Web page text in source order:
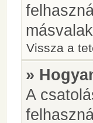
Vissza a
»
A